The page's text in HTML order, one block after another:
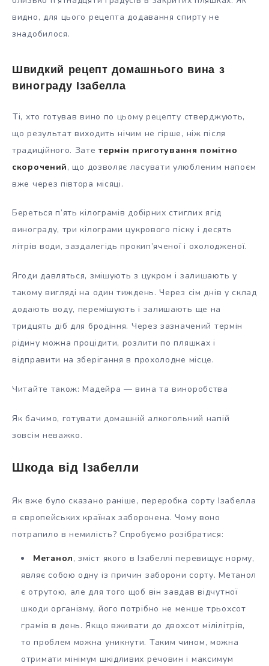
видно, для цього рецепта додавання спирту не
знадобилося.
Швидкий рецепт домашнього вина з
винограду Ізабелла
Ті, хто готував вино по цьому рецепту стверджують,
що результат виходить нічим не гірше, ніж після
традиційного. Затетермін приготування помітно
скорочений, що дозволяє ласувати улюбленим напоєм
вже через півтора місяці.
Береться п’ять кілограмів добірних стиглих ягід
винограду, три кілограми цукрового піску і десять
літрів води, заздалегідь прокип’яченої і охолодженої.
Ягоди давляться, змішують з цукром і залишають у
такому вигляді на один тиждень. Через сім днів у склад
додають воду, перемішують і залишають ще на
тридцять діб для бродіння. Через зазначений термін
рідину можна процідити, розлити по пляшках і
відправити на зберігання в прохолодне місце.
Читайте також: Мадейра — вина та виноробства
Як бачимо, готувати домашній алкогольний напій
зовсім неважко.
Шкода від Ізабелли
Як вже було сказано раніше, переробка сорту Ізабелла
в європейських країнах заборонена. Чому воно
потрапило в немилість? Спробуємо розібратися:
Метанол, зміст якого в Ізабеллі перевищує норму,
являє собою одну із причин заборони сорту. Метанол
є отрутою, але для того щоб він завдав відчутної
шкоди організму, його потрібно не менше трьохсот
грамів в день. Якщо вживати до двохсот мілілітрів,
то проблем можна уникнути. Таким чином, можна
отримати мінімум шкідливих речовин і максимум